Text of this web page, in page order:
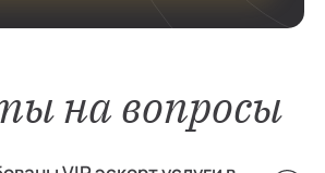
на вопросы